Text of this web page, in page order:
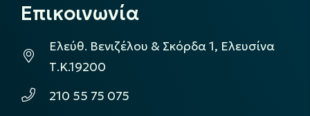
Επικοινωνία
Ελεύθ. Βενιζέλου & Σκόρδα 1, Ελευσίνα
Τ.Κ.19200
210 55 75 075